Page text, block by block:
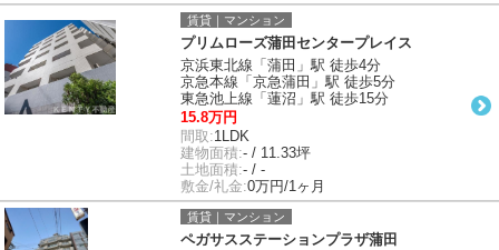
賃貸｜マンション
プリムローズ蒲田センタープレイス
京浜東北線「蒲田」駅 徒歩4分
京急本線「京急蒲田」駅 徒歩5分
東急池上線「蓮沼」駅 徒歩15分
15.8万円
間取:1LDK
建物面積:- / 11.33坪
土地面積:- / -
敷金/礼金:0万円/1ヶ月
賃貸｜マンション
ペガサスステーションプラザ蒲田